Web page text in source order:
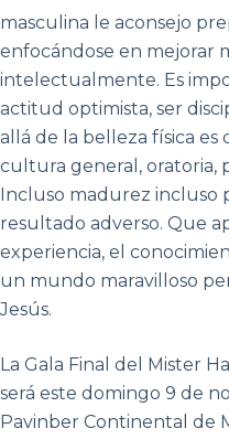
masculina le aconsejo
enfocándose en mejorar
intelectualmente. Es
actitud optimista, ser
allá de la belleza física es
cultura general, oratoria,
Incluso madurez incluso
resultado adverso. Que
experiencia, el
un mundo maravilloso
Jesús.
La Gala Final del Mister
será este domingo 9 de
Pavinber Continental de